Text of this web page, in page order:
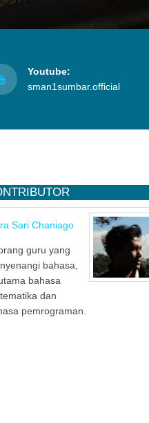
Youtube:
sman1sumbar.official
Sari Chaniago
guru yang
bahasa,
bahasa
dan
pemrograman.